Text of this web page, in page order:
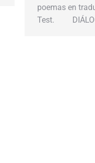
poemas en
Test.